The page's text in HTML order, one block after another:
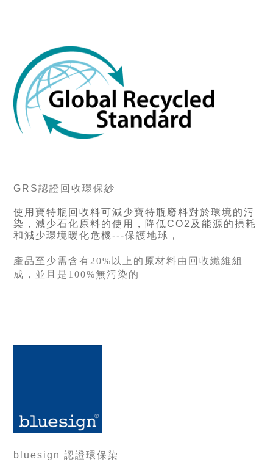
GRS認證回收環保紗
使用寶特瓶回收料可減少寶特瓶廢料對於環境的污
染，減少石化原料的使用，降低CO2及能源的損耗
和減少環境暖化危機---保護地球，
產品至少需含有20%以上的原材料由回收纖維組
成，並且是100%無污染的
bluesign 認證環保染